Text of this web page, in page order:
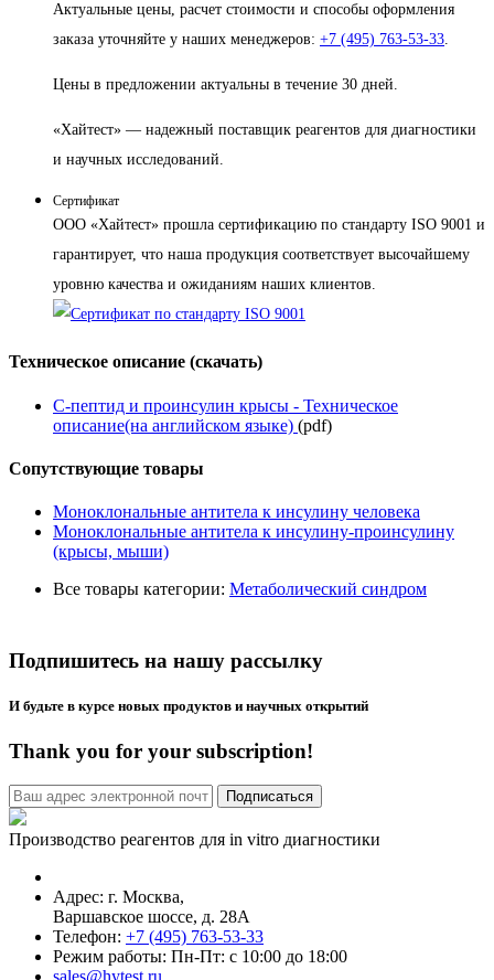
Актуальные цены, расчет стоимости и способы оформления
заказа уточняйте у наших менеджеров: +7 (495) 763-53-33.
Цены в предложении актуальны в течение 30 дней.
«Хайтест» — надежный поставщик реагентов для диагностики
и научных исследований.
Сертификат
ООО «Хайтест» прошла сертификацию по стандарту ISO 9001 и
гарантирует, что наша продукция соответствует высочайшему
уровню качества и ожиданиям наших клиентов.
Техническое описание (скачать)
С-пептид и проинсулин крысы - Техническое
описание(на английском языке) (pdf)
Сопутствующие товары
Моноклональные антитела к инсулину человека
Моноклональные антитела к инсулину-проинсулину
(крысы, мыши)
Все товары категории: Метаболический синдром
Подпишитесь на нашу рассылку
И будьте в курсе новых продуктов и научных открытий
Thank you for your subscription!
Производство реагентов для in vitro диагностики
Адрес: г. Москва,
Варшавское шоссе, д. 28А
Телефон: +7 (495) 763-53-33
Режим работы: Пн-Пт: с 10:00 до 18:00
sales@hytest.ru